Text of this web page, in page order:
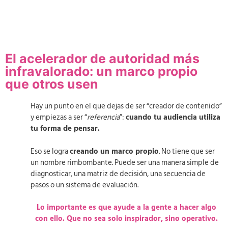
El acelerador de autoridad más
infravalorado: un marco propio
que otros usen
Hay un punto en el que dejas de ser “creador de contenido”
y empiezas a ser “referencia”:cuando tu audiencia utiliza
tu forma de pensar.
Eso se logracreando un marco propio. No tiene que ser
un nombre rimbombante. Puede ser una manera simple de
diagnosticar, una matriz de decisión, una secuencia de
pasos o un sistema de evaluación.
Lo importante es que ayude a la gente a hacer algo
con ello. Que no sea solo inspirador, sino operativo.